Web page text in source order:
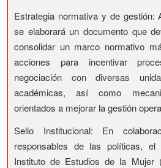
Estrategia normativa y de gestión:
se elaborará un documento que
consolidar un marco normativo
acciones para incentivar
negociación con diversas
académicas, así como
orientados a mejorar la gestión
Sello Institucional: En
responsables de las políticas, el
Instituto de Estudios de la